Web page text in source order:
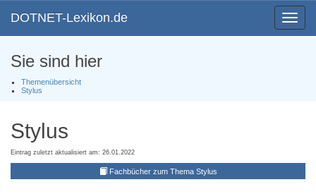
Toggle
DOTNET-Lexikon.de
Sie sind hier
Themenübersicht
Stylus
Stylus
Eintrag zuletzt aktualisiert am: 26.01.2022
Fachbücher zum Thema Stylus